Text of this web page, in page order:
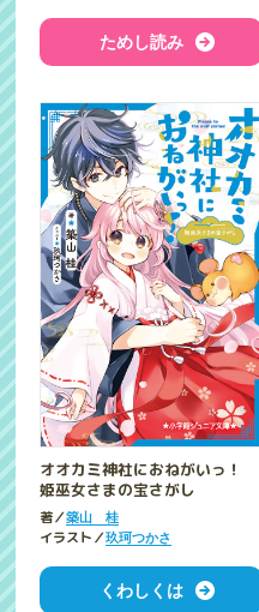
ためし読み
オオカミ神社におねがいっ！
姫巫女さまの宝さがし
著／築山 桂
イラスト／玖珂つかさ
くわしくは